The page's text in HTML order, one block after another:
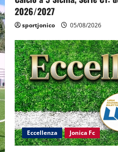
2026/2027
sportjonico 05/08/2026
Eccellenza Jonica Fc